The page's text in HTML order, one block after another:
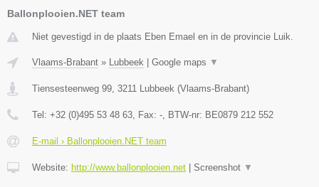
Ballonplooien.NET team
Niet gevestigd in de plaats Eben Emael en in de provincie Luik.
Vlaams-Brabant » Lubbeek Google maps ▼
Tiensesteenweg 99, 3211 Lubbeek (Vlaams-Brabant)
Tel: +32 (0)495 53 48 63, Fax: -, BTW-nr: BE0879 212 552
E-mail › Ballonplooien.NET team
Website: http://www.ballonplooien.net Screenshot ▼